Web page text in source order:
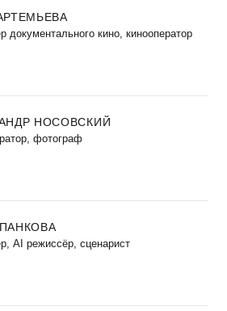
документального кино, кинооператор
НОСОВСКИЙ
фотограф
AI режиссёр, сценарист